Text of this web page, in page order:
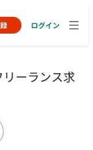
ログイン
ーランス求